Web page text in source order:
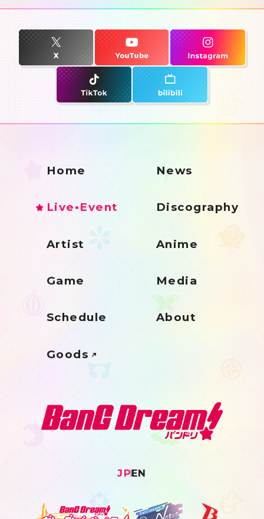
Home News
Live•Event Discography
Artist Anime
Game Media
Schedule About
Goods
JPEN